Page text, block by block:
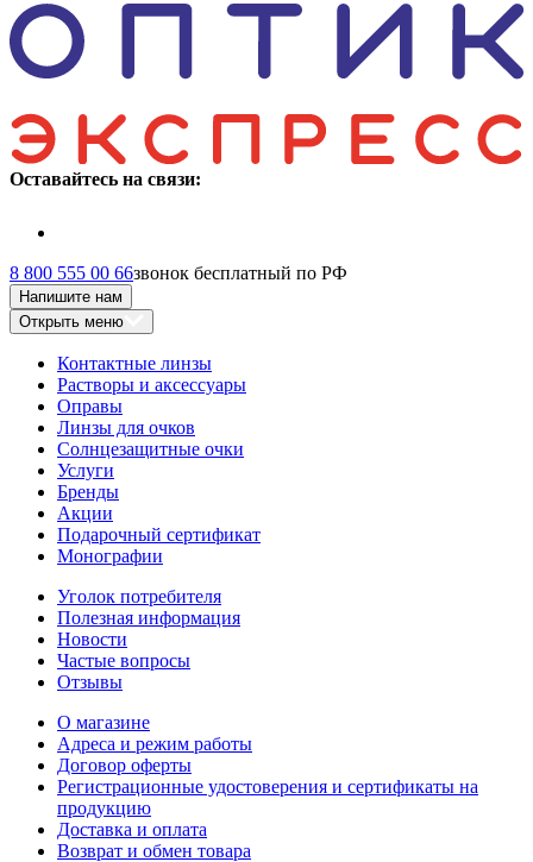
Оставайтесь на связи:
8 800 555 00 66звонок бесплатный по РФ
Напишите нам
Открыть меню
Контактные линзы
Растворы и аксессуары
Оправы
Линзы для очков
Солнцезащитные очки
Услуги
Бренды
Акции
Подарочный сертификат
Монографии
Уголок потребителя
Полезная информация
Новости
Частые вопросы
Отзывы
О магазине
Адреса и режим работы
Договор оферты
Регистрационные удостоверения и сертификаты на
продукцию
Доставка и оплата
Возврат и обмен товара